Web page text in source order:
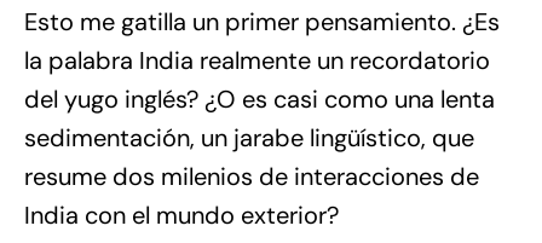
Esto me gatilla un primer pensamiento. ¿Es
la palabra India realmente un recordatorio
del yugo inglés? ¿O es casi como una lenta
sedimentación, un jarabe lingüístico, que
resume dos milenios de interacciones de
India con el mundo exterior?